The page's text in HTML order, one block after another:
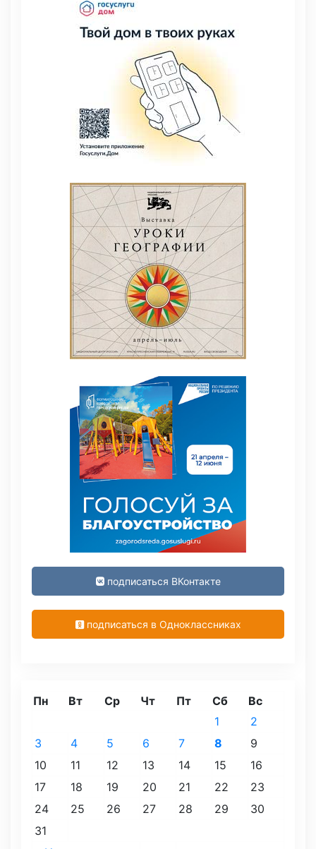
подписаться ВКонтакте
подписаться в Одноклассниках
Пн Вт Ср Чт Пт Сб Вс
1
2
3
4 5 6 7 8
9
10
11 12 13 14 15
16
17
18 19 20 21 22
23
24
25 26 27 28 29
30
31